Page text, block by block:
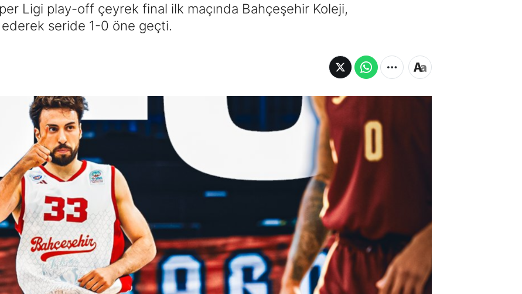
Ligi play-off çeyrek final ilk maçında Bahçeşehir Koleji,
seride 1-0 öne geçti.